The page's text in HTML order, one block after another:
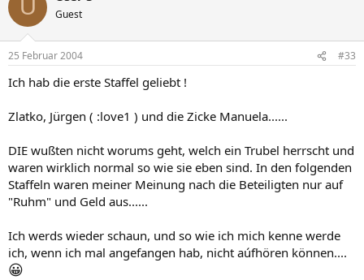
U Guest
25 Februar 2004 #33
Ich hab die erste Staffel geliebt !
Zlatko, Jürgen ( :love1 ) und die Zicke Manuela......
DIE wußten nicht worums geht, welch ein Trubel herrscht und
waren wirklich normal so wie sie eben sind. In den folgenden
Staffeln waren meiner Meinung nach die Beteiligten nur auf
"Ruhm" und Geld aus......
Ich werds wieder schaun, und so wie ich mich kenne werde
ich, wenn ich mal angefangen hab, nicht aúfhören können....
😀